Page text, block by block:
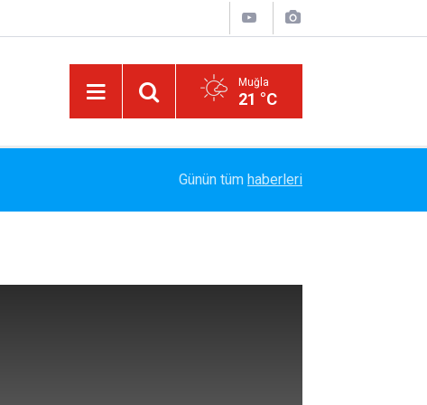
Muğla
21 °C
Bakanlık Veri Sunamadı: Metin Ergun'dan
Günün tüm haberleri